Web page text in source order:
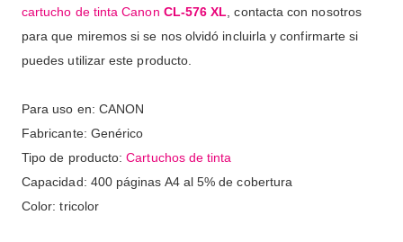
cartucho de tinta Canon CL-576 XL , contacta con nosotros
para que miremos si se nos olvidó incluirla y confirmarte si
puedes utilizar este producto.
Para uso en: CANON
Fabricante: Genérico
Tipo de producto:Cartuchos de tinta
Capacidad: 400 páginas A4 al 5% de cobertura
Color: tricolor